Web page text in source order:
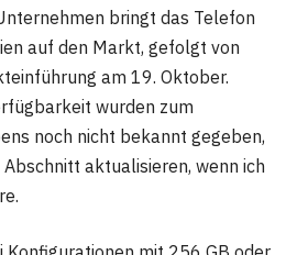
bringt das Telefon
auf den Markt, gefolgt von
am 19. Oktober.
wurden zum
noch nicht bekannt gegeben,
aktualisieren, wenn ich